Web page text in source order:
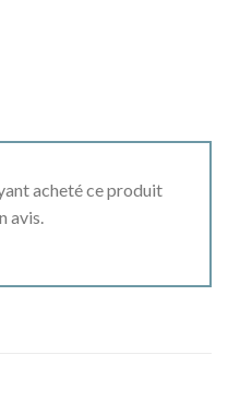
acheté ce produit
avis.